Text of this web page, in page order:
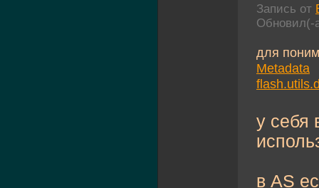
Запись от
для
Metadata
у себя
в AS